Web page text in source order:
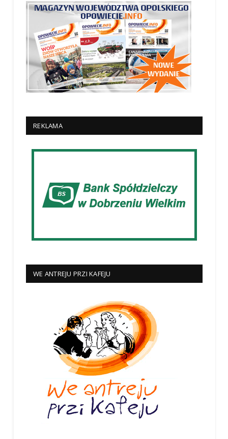
REKLAMA
WE ANTREJU PRZI KAFEJU